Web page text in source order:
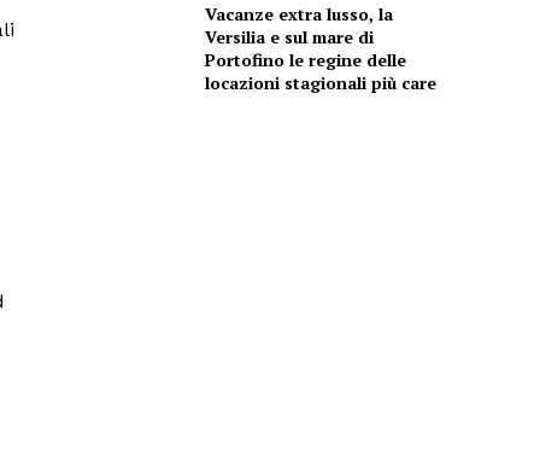
Vacanze extra lusso, la
Versilia e sul mare di
Portofino le regine delle
locazioni stagionali più care